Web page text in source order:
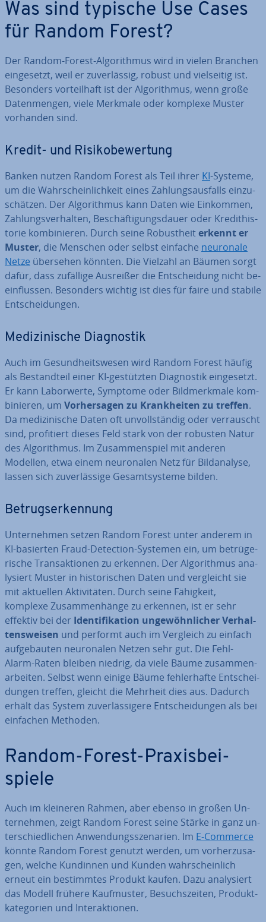
Was sind typische Use Cases
für Random Forest?
Der Random-Forest-Al­go­rith­mus wird in vielen Branchen
ein­ge­setzt, weil er zu­ver­läs­sig, robust und viel­sei­tig ist.
Besonders vor­teil­haft ist der Al­go­rith­mus, wenn große
Da­ten­men­gen, viele Merkmale oder komplexe Muster
vorhanden sind.
Kredit- und Ri­si­ko­be­wer­tung
Banken nutzen Random Forest als Teil ihrer KI-Systeme,
um die Wahr­schein­lich­keit eines Zah­lungs­aus­falls ein­zu­
schät­zen. Der Al­go­rith­mus kann Daten wie Einkommen,
Zah­lungs­ver­hal­ten, Be­schäf­ti­gungs­dau­er oder Kre­di­t­his­
to­rie kom­bi­nie­ren. Durch seine Ro­bust­heiterkennt er
Muster, die Menschen oder selbst einfache neuronale
Netze übersehen könnten. Die Vielzahl an Bäumen sorgt
dafür, dass zufällige Ausreißer die Ent­schei­dung nicht be­
ein­flus­sen. Besonders wichtig ist dies für faire und stabile
Ent­schei­dun­gen.
Me­di­zi­ni­sche Dia­gnos­tik
Auch im Ge­sund­heits­we­sen wird Random Forest häufig
als Be­stand­teil einer KI-ge­stütz­ten Dia­gnos­tik ein­ge­setzt.
Er kann La­bor­wer­te, Symptome oder Bild­merk­ma­le kom­
bi­nie­ren, um Vor­her­sa­gen zu Krank­hei­ten zu treffen.
Da me­di­zi­ni­sche Daten oft un­voll­stän­dig oder ver­rauscht
sind, pro­fi­tiert dieses Feld stark von der robusten Natur
des Al­go­rith­mus. Im Zu­sam­men­spiel mit anderen
Modellen, etwa einem neu­ro­na­len Netz für Bild­ana­ly­se,
lassen sich zu­ver­läs­si­ge Ge­samt­sys­te­me bilden.
Be­trugs­er­ken­nung
Un­ter­neh­men setzen Random Forest unter anderem in
KI-basierten Fraud-Detection-Systemen ein, um be­trü­ge­
ri­sche Trans­ak­tio­nen zu erkennen. Der Al­go­rith­mus ana­
ly­siert Muster in his­to­ri­schen Daten und ver­gleicht sie
mit aktuellen Ak­ti­vi­tä­ten. Durch seine Fähigkeit,
komplexe Zu­sam­men­hän­ge zu erkennen, ist er sehr
effektiv bei der Iden­ti­fi­ka­ti­on un­ge­wöhn­li­cher Ver­hal­
tens­wei­sen und performt auch im Vergleich zu einfach
auf­ge­bau­ten neu­ro­na­len Netzen sehr gut. Die Fehl-
Alarm-Raten bleiben niedrig, da viele Bäume zu­sam­men­
ar­bei­ten. Selbst wenn einige Bäume feh­ler­haf­te Ent­schei­
dun­gen treffen, gleicht die Mehrheit dies aus. Dadurch
erhält das System zu­ver­läs­si­ge­re Ent­schei­dun­gen als bei
einfachen Methoden.
Random-Forest-Pra­xis­bei­
spie­le
Auch im kleineren Rahmen, aber ebenso in großen Un­
ter­neh­men, zeigt Random Forest seine Stärke in ganz un­
ter­schied­li­chen An­wen­dungs­sze­na­ri­en. Im E-Commerce
könnte Random Forest genutzt werden, um vor­her­zu­sa­
gen, welche Kundinnen und Kunden wahr­schein­lich
erneut ein be­stimm­tes Produkt kaufen. Dazu ana­ly­siert
das Modell frühere Kauf­mus­ter, Be­suchs­zei­ten, Pro­dukt­
ka­te­go­rien und In­ter­ak­tio­nen.